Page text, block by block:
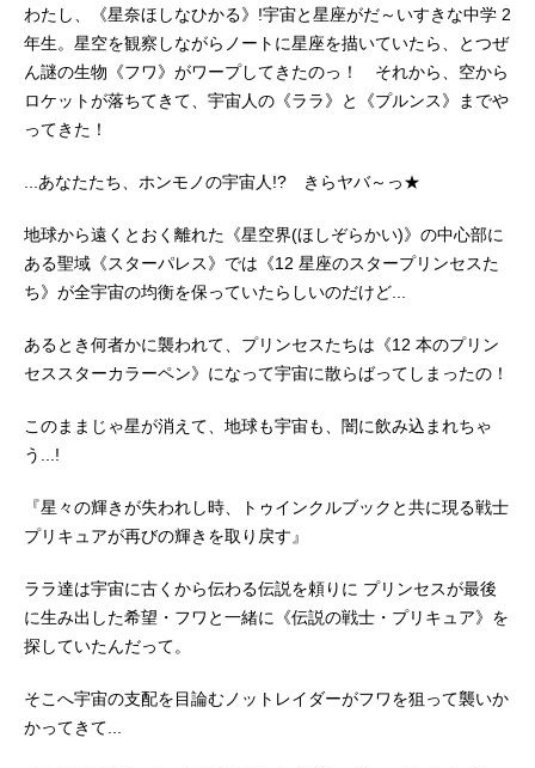
わたし、《星奈ほしなひかる》!宇宙と星座がだ～いすきな中学 2
年生。星空を観察しながらノートに星座を描いていたら、とつぜ
ん謎の生物《フワ》がワープしてきたのっ！ それから、空から
ロケットが落ちてきて、宇宙人の《ララ》と《プルンス》までや
ってきた！
...あなたたち、ホンモノの宇宙人!? きらヤバ～っ★
地球から遠くとおく離れた《星空界(ほしぞらかい)》の中心部に
ある聖域《スターパレス》では《12 星座のスタープリンセスた
ち》が全宇宙の均衡を保っていたらしいのだけど...
あるとき何者かに襲われて、プリンセスたちは《12 本のプリン
セススターカラーペン》になって宇宙に散らばってしまったの！
このままじゃ星が消えて、地球も宇宙も、闇に飲み込まれちゃ
う...!
『星々の輝きが失われし時、トゥインクルブックと共に現る戦士
プリキュアが再びの輝きを取り戻す』
ララ達は宇宙に古くから伝わる伝説を頼りに プリンセスが最後
に生み出した希望・フワと一緒に《伝説の戦士・プリキュア》を
探していたんだって。
そこへ宇宙の支配を目論むノットレイダーがフワを狙って襲いか
かってきて...